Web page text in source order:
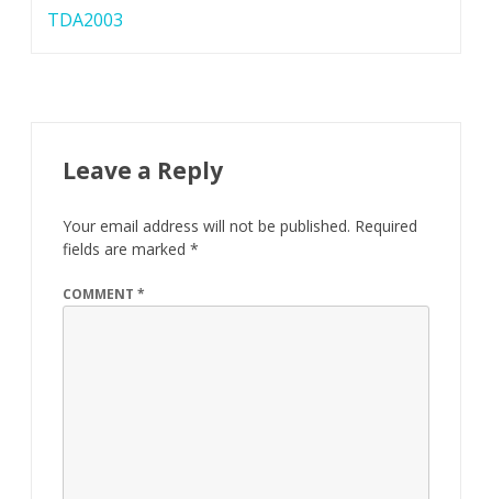
TDA2003
Leave a Reply
Your email address will not be published. Required
fields are marked *
COMMENT *